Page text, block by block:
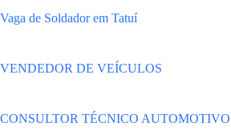
Vaga de Soldador em Tatuí
VENDEDOR DE VEÍCULOS
CONSULTOR TÉCNICO AUTOMOTIVO